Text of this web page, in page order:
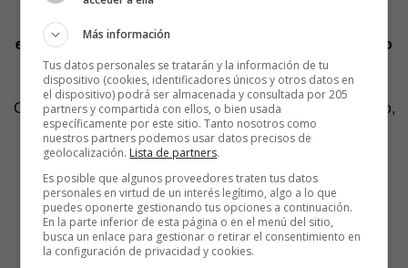
salida imbatible, solo comparable a la aceleración
experimentada con grandes deportivos como Ferrari o
Porsche.Por eso es muy ágil y divertido de conducir».
Cuando alguien prueba por primera vez un coche eléctrico,
lo que más le sorprende es queno hace ningún ruido.
Conducir en silencio es una experiencia peculiar. «Se
experimenta una sensación única de sorpresa y confort»,
asegura el emprendedor.
Más información
Tus datos personales se tratarán y la información de tu
dispositivo (cookies, identificadores únicos y otros datos en
el dispositivo) podrá ser almacenada y consultada por 205
partners y compartida con ellos, o bien usada
específicamente por este sitio. Tanto nosotros como
nuestros partners podemos usar datos precisos de
geolocalización. Lista de partners.
Es posible que algunos proveedores traten tus datos
personales en virtud de un interés legítimo, algo a lo que
puedes oponerte gestionando tus opciones a continuación.
En la parte inferior de esta página o en el menú del sitio,
busca un enlace para gestionar o retirar el consentimiento en
la configuración de privacidad y cookies.